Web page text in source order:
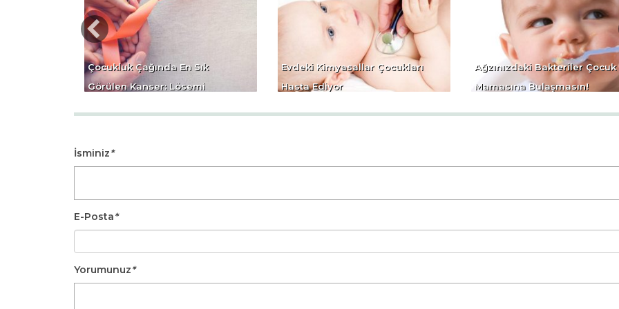
Çocukluk Çağında En Sık
Görülen Kanser: Lösemi
Evdeki Kimyasallar Çocukları
Hasta Ediyor
Ağzınızdaki Bakteriler Çocuk
Mamasına Bulaşmasın!
İsminiz*
E-Posta*
Yorumunuz*